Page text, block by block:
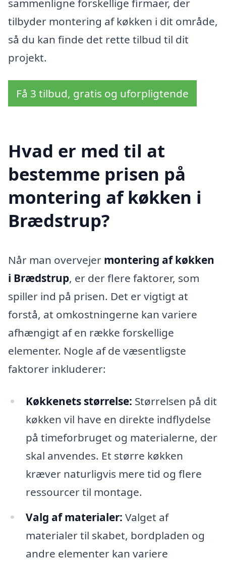
tilbyder montering af køkken i dit område,
så du kan finde det rette tilbud til dit
projekt.
Få 3 tilbud, gratis og uforpligtende
Hvad er med til at
bestemme prisen på
montering af køkken i
Brædstrup?
Når man overvejer montering af køkken
i Brædstrup, er der flere faktorer, som
spiller ind på prisen. Det er vigtigt at
forstå, at omkostningerne kan variere
afhængigt af en række forskellige
elementer. Nogle af de væsentligste
faktorer inkluderer:
Køkkenets størrelse: Størrelsen på dit
køkken vil have en direkte indflydelse
på timeforbruget og materialerne, der
skal anvendes. Et større køkken
kræver naturligvis mere tid og flere
ressourcer til montage.
Valg af materialer: Valget af
materialer til skabet, bordpladen og
andre elementer kan variere